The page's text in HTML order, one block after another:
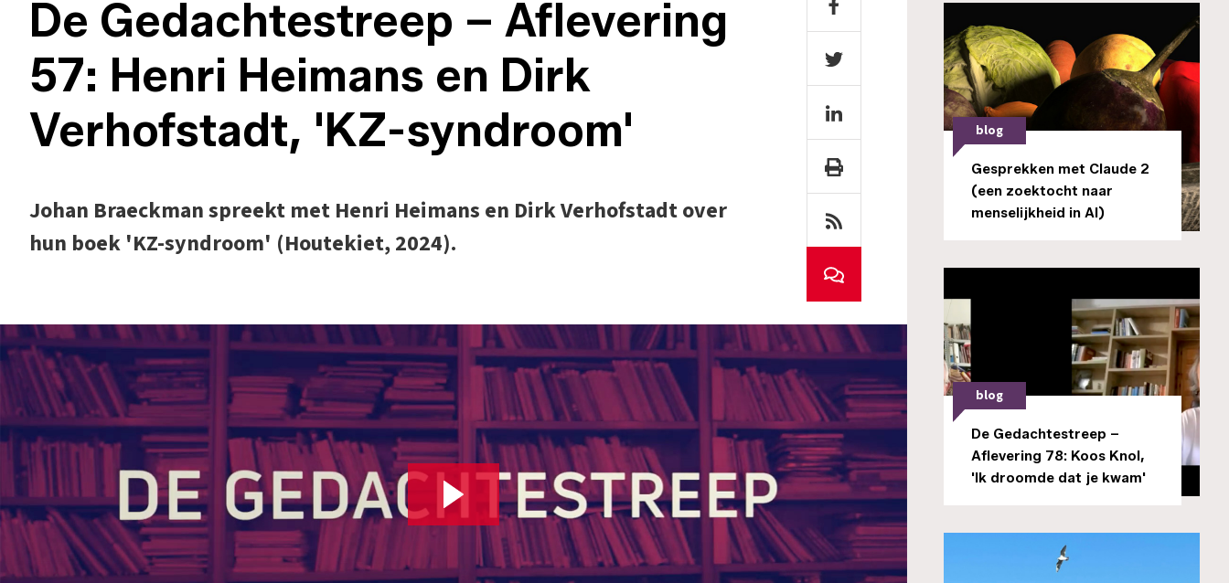
De Gedachtestreep – Aflevering
57: Henri Heimans en Dirk
Verhofstadt, 'KZ-syndroom'
Johan Braeckman spreekt met Henri Heimans en Dirk Verhofstadt over
hun boek 'KZ-syndroom' (Houtekiet, 2024).
blog
Gesprekken met Claude 2
(een zoektocht naar
menselijkheid in AI)
blog
De Gedachtestreep –
Aflevering 78: Koos Knol,
'Ik droomde dat je kwam'